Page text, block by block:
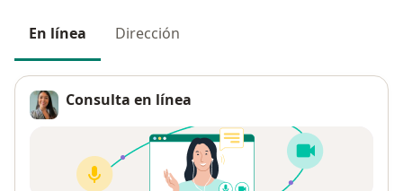
En línea Dirección
Consulta en línea